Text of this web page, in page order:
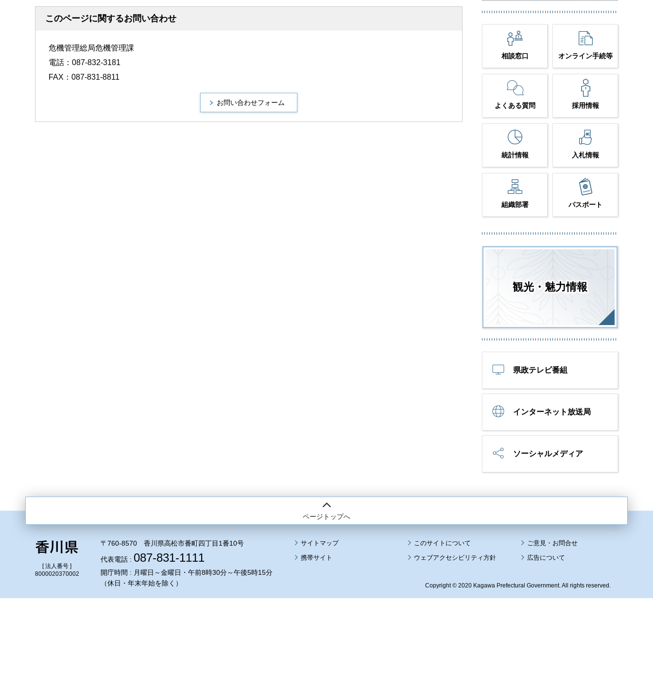
このページに関するお問い合わせ
危機管理総局危機管理課
電話：087-832-3181
FAX：087-831-8811
相談窓口 オンライン手続等
よくある質問 採用情報
統計情報 入札情報
組織部署 パスポート
観光・魅力情報
県政テレビ番組
インターネット放送局
ソーシャルメディア
ページトップへ
[ 法人番号 ]
8000020370002
〒760-8570 香川県高松市番町四丁目1番10号
代表電話 : 087-831-1111
開庁時間 : 月曜日～金曜日・午前8時30分～午後5時15分
（休日・年末年始を除く）
サイトマップ
このサイトについて
携帯サイト
ウェブアクセシビリティ方針 広告について
Copyright © 2020 Kagawa Prefectural Government. All rights reserved.